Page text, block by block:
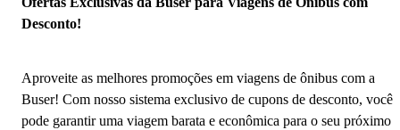
Desconto!
Aproveite as melhores promoções em viagens de ônibus com a
Buser! Com nosso sistema exclusivo de cupons de desconto, você
pode garantir uma viagem barata e econômica para o seu próximo